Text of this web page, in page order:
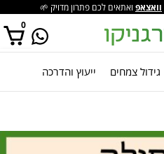
וואצאפ ואתאים לכם פתרון מדויק 🌱
0
אין מוצרים בסל הקניות.גידול צמחים ייעוץ והדרכה